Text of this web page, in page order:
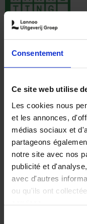
Consentement
Ce site web utilise
Les cookies nous
et les annonces,
médias sociaux et
partageons
notre site avec nos
publicité et
avec d'autres
ou qu'ils ont
€